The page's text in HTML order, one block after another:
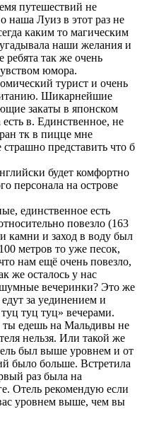
путешествий не
наша Луиз в этот раз не
каким то магическим
наши желания и
ребята так же очень
юмора.
турист и очень
Шикарнейшие
закаты в японском
есть в. Единственное, не
тк в пицце мне
представить что б
будет комфортно
персонала на острове
единственное есть
повезло (163
камни и заход в воду был
метров то уже песок,
нам ещё очень повезло,
же осталось у нас
шумные вечеринки? Это же
за уединением и
туц туц» вечерами.
ты едешь на Мальдивы не
нельзя. Или такой же
был выше уровнем и от
было больше. Встретила
раз была на
Отель рекомендую если
уровнем выше, чем вы